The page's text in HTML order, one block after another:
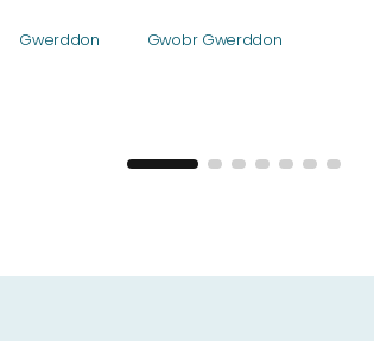
Gwerddon Gwobr Gwerddon